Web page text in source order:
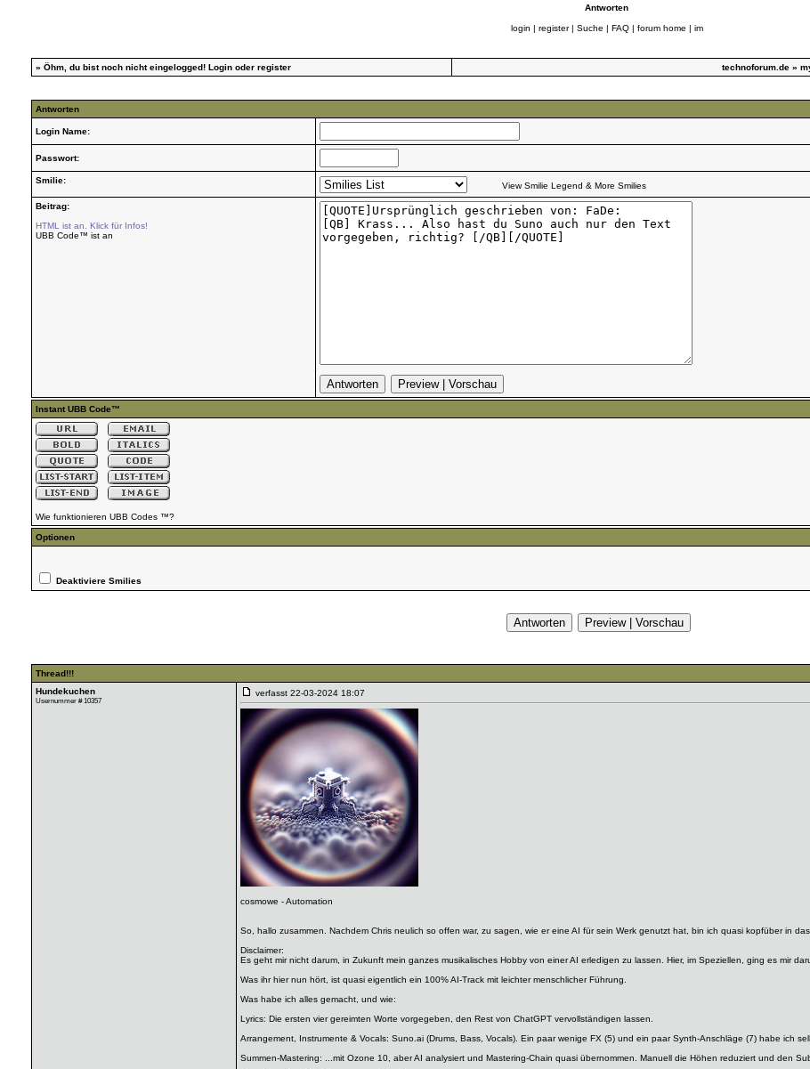
Antworten
login | register | Suche | FAQ| forum home | im
» Öhm, du bist noch nicht eingelogged! Login oder register technoforum.de »
Antworten
Login Name:
Passwort:
Smilie:
View Smilie Legend & More Smilies
Beitrag:
HTML ist an. Klick für Infos!
UBB Code™ ist an
Instant UBB Code™
Wie funktionieren UBB Codes ™?
Optionen
Deaktiviere Smilies
Thread!!!
Hundekuchen
Usernummer # 10357
verfasst 22-03-2024 18:07
cosmowe - Automation
So, hallo zusammen. Nachdem Chris neulich so offen war, zu sagen, wie er eine AI für sein Werk genutzt hat, bin ich quasi kopfüber in
Disclaimer:
Es geht mir nicht darum, in Zukunft mein ganzes musikalisches Hobby von einer AI erledigen zu lassen. Hier, im Speziellen, ging es mir
Was ihr hier nun hört, ist quasi eigentlich ein 100% AI-Track mit leichter menschlicher Führung.
Was habe ich alles gemacht, und wie:
Lyrics: Die ersten vier gereimten Worte vorgegeben, den Rest von ChatGPT vervollständigen lassen.
Arrangement, Instrumente & Vocals: Suno.ai (Drums, Bass, Vocals). Ein paar wenige FX (5) und ein paar Synth-Anschläge (7) habe ich
Summen-Mastering: ...mit Ozone 10, aber AI analysiert und Mastering-Chain quasi übernommen. Manuell die Höhen reduziert und den